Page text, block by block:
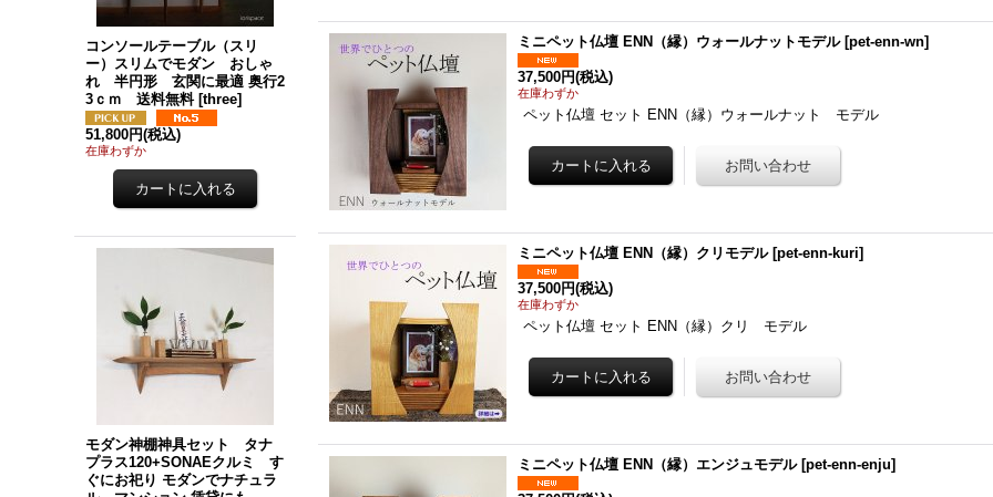
コンソールテーブル（スリ
ー）スリムでモダン おしゃ
れ 半円形 玄関に最適 奥行2
3ｃｍ 送料無料 [three]
51,800円(税込)
在庫わずか
モダン神棚神具セット タナ
プラス120+SONAEクルミ す
ぐにお祀り モダンでナチュラ
ミニペット仏壇 ENN（縁）ウォールナットモデル [pet-enn-wn]
37,500円(税込)
在庫わずか
ペット仏壇 セット ENN（縁）ウォールナット モデル
ミニペット仏壇 ENN（縁）クリモデル [pet-enn-kuri]
37,500円(税込)
在庫わずか
ペット仏壇 セット ENN（縁）クリ モデル
ミニペット仏壇 ENN（縁）エンジュモデル [pet-enn-enju]